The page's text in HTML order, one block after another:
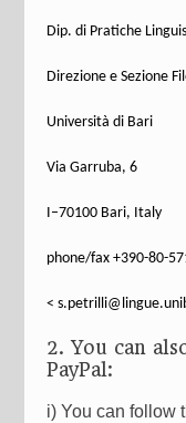
Dip. di Pratiche
Direzione e Sezione
Università di Bari
Via Garruba, 6
I–70100 Bari, Italy
phone/fax +390-80-
<
2. You can
PayPal:
i) You can follow